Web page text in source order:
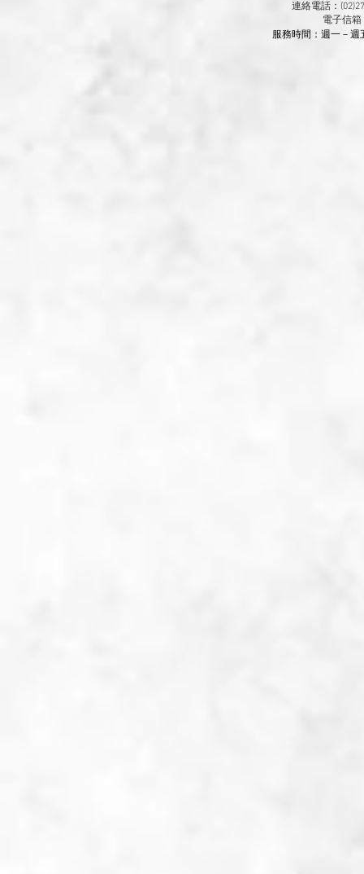
連絡電話：
電子信箱
服務時間：週一－